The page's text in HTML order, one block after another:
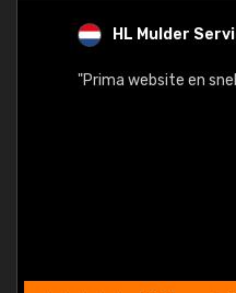
HL Mulder
"Prima website en